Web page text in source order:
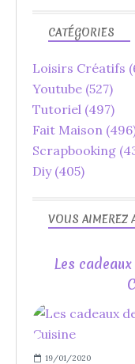
VOUS AIMEREZ
Les
19/01/2020
CATÉGORIES
Loisirs Créatifs
Youtube (527)
Tutoriel (497)
Fait Maison
Scrapbooking
Diy(405)